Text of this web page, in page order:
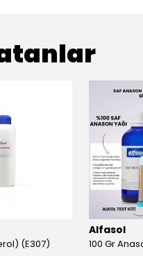
(E307)
Alfasol